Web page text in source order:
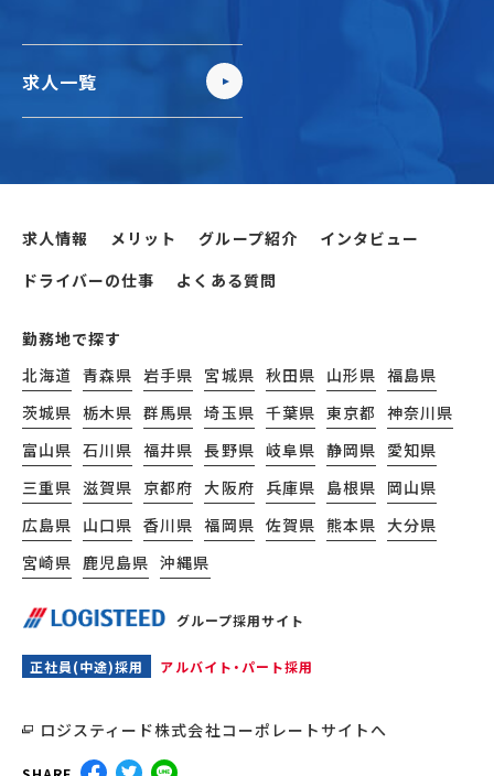
求人一覧
グループ採用サイト
正社員(中途)採用 アルバイト・パート採用
ロジスティード株式会社コーポレートサイトへ
求人情報 メリット グループ紹介
インタビュー
ドライバーの仕事
よくある質問
勤務地で探す
北海道 青森県 岩手県 宮城県 秋田県 山形県 福島県
茨城県 栃木県 群馬県 埼玉県 千葉県 東京都 神奈川県
富山県 石川県 福井県 長野県 岐阜県 静岡県 愛知県
三重県 滋賀県 京都府 大阪府 兵庫県 島根県 岡山県
広島県 山口県 香川県 福岡県 佐賀県 熊本県 大分県
宮崎県 鹿児島県 沖縄県